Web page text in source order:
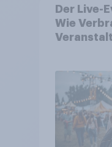
Der Live-
Wie